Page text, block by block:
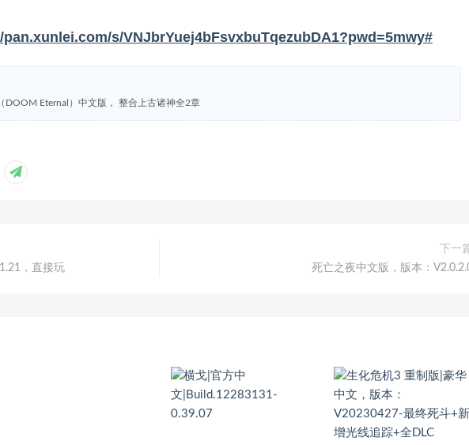
pan.xunlei.com/s/VNJbrYuej4bFsvxbuTqezubDA1?pwd=5mwy#
DOOM Eternal）中文版， 整合上古诸神全2章
，直接玩
下一
死亡之夜中文版，版本：